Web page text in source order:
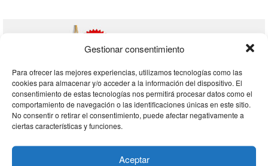
Gestionar consentimiento
Para ofrecer las mejores experiencias, utilizamos tecnologías como las
cookies para almacenar y/o acceder a la información del dispositivo. El
consentimiento de estas tecnologías nos permitirá procesar datos como el
comportamiento de navegación o las identificaciones únicas en este sitio.
No consentir o retirar el consentimiento, puede afectar negativamente a
ciertas características y funciones.
Aceptar
665,50€
variantes.
opciones
se
pueden
elegir
en
la
página